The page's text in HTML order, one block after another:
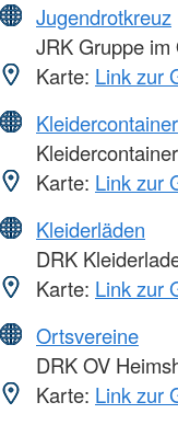
Jugendrotkreuz
JRK Gruppe im
Karte: Link zur
Kleidercontainer
Karte: Link zur
Kleiderläden
DRK
Karte: Link zur
Ortsvereine
DRK OV
Karte: Link zur